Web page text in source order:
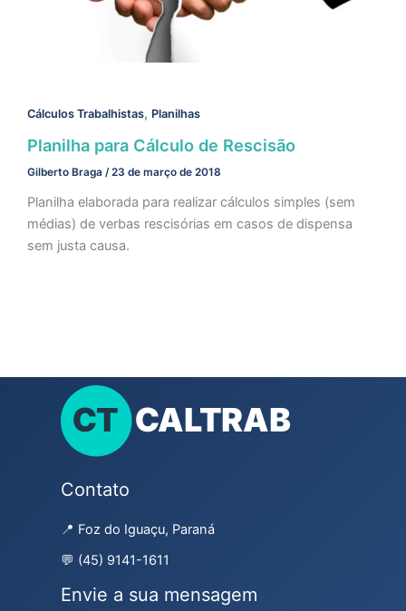
Cálculos Trabalhistas, Planilhas
Planilha para Cálculo de Rescisão
Gilberto Braga /23 de março de 2018
Planilha elaborada para realizar cálculos simples (sem
médias) de verbas rescisórias em casos de dispensa
sem justa causa.
Contato
📍 Foz do Iguaçu, Paraná
💬 (45) 9141-1611
Envie a sua mensagem